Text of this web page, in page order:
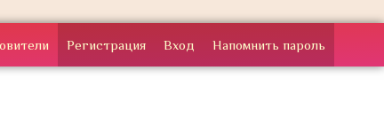
Регистрация Вход Напомнить пароль